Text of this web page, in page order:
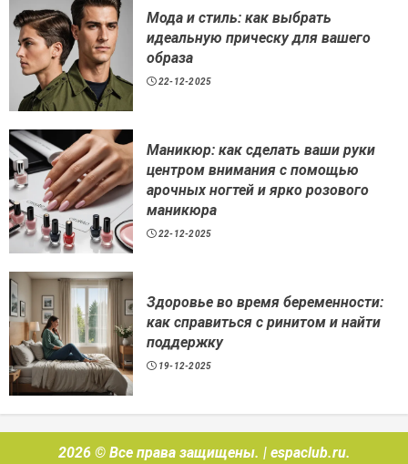
Мода и стиль: как выбрать
идеальную прическу для вашего
образа
22-12-2025
Маникюр: как сделать ваши руки
центром внимания с помощью
арочных ногтей и ярко розового
маникюра
22-12-2025
Здоровье во время беременности:
как справиться с ринитом и найти
поддержку
19-12-2025
2026 © Все права защищены. | espaclub.ru.